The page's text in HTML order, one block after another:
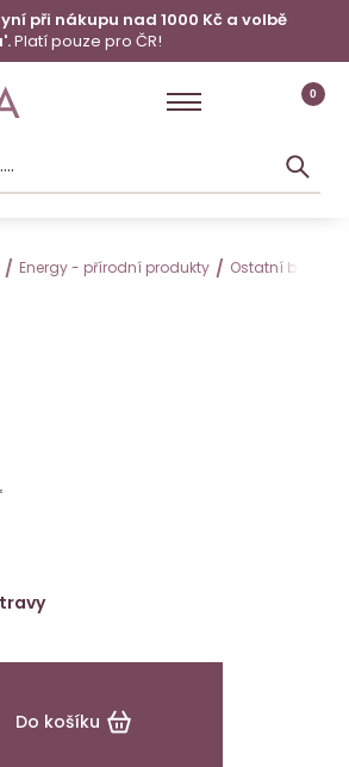
při nákupu nad 1000 Kč a volbě
Platí pouze pro ČR!
0
Energy - přírodní produkty Ostatní bylinné
Do košíku